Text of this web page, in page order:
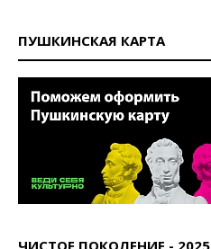
ПУШКИНСКАЯ КАРТА